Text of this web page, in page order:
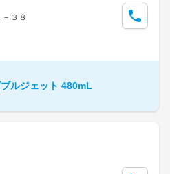
３８
ルジェット 480mL